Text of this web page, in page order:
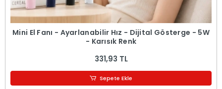
Mini El Fanı - Ayarlanabilir Hız - Dijital Gösterge - 5W
- Karışık Renk
331,93 TL
Sepete Ekle